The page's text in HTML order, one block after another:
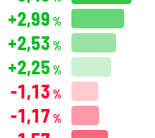
+2,99 %
+2,53 %
+2,25 %
-1,13 %
-1,17 %